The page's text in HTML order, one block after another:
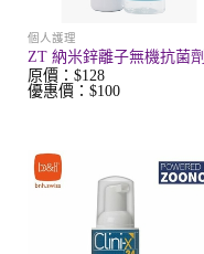
個人護理
ZT 納米鋅離子無機抗菌劑
原價：$128
優惠價：$100